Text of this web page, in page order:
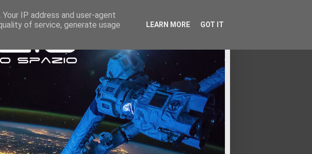
IP address and user-agent
of service, generate usage
LEARN MORE GOT IT